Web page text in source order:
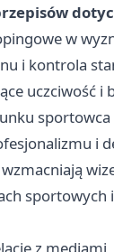
w
i kontrola
uczciwość i
sportowca
i
z